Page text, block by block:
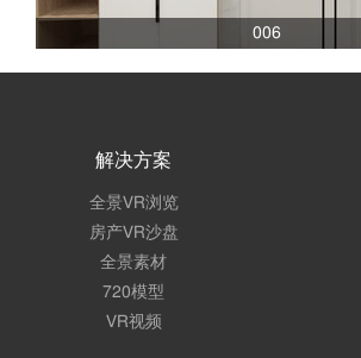
006
解决方案
全景VR浏览
房产VR沙盘
全景素材
720模型
VR视频